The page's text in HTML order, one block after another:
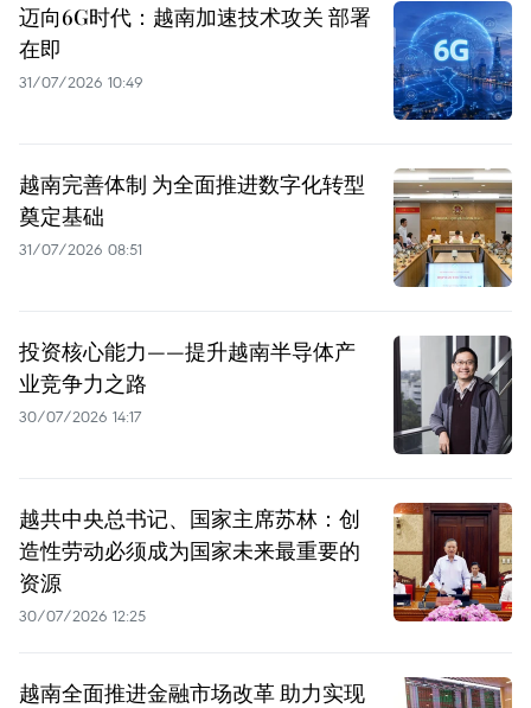
迈向6G时代：越南加速技术攻关 部署
在即
31/07/2026 10:49
越南完善体制 为全面推进数字化转型
奠定基础
31/07/2026 08:51
投资核心能力——提升越南半导体产
业竞争力之路
30/07/2026 14:17
越共中央总书记、国家主席苏林：创
造性劳动必须成为国家未来最重要的
资源
30/07/2026 12:25
越南全面推进金融市场改革 助力实现